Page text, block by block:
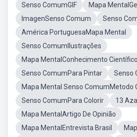
Senso ComumGIF
Mapa
ImagenSenso Comum
Senso
América PortuguesaMapa Mental
Senso ComumIlustrações
Mapa MentalConhecimento Científico
Senso ComumPara Pintar
Senso
Mapa Mental Senso ComumMetodo
Senso ComumPara Colorir
13
Mapa MentalArtigo De Opinião
Mapa MentalEntrevista Brasil